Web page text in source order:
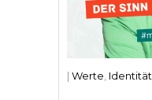
| Werte Identität